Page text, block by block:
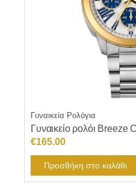
Γυναικεία Ρολόγια
Γυναικείο ρολόι
€165.00
Προσθήκη στο καλάθι